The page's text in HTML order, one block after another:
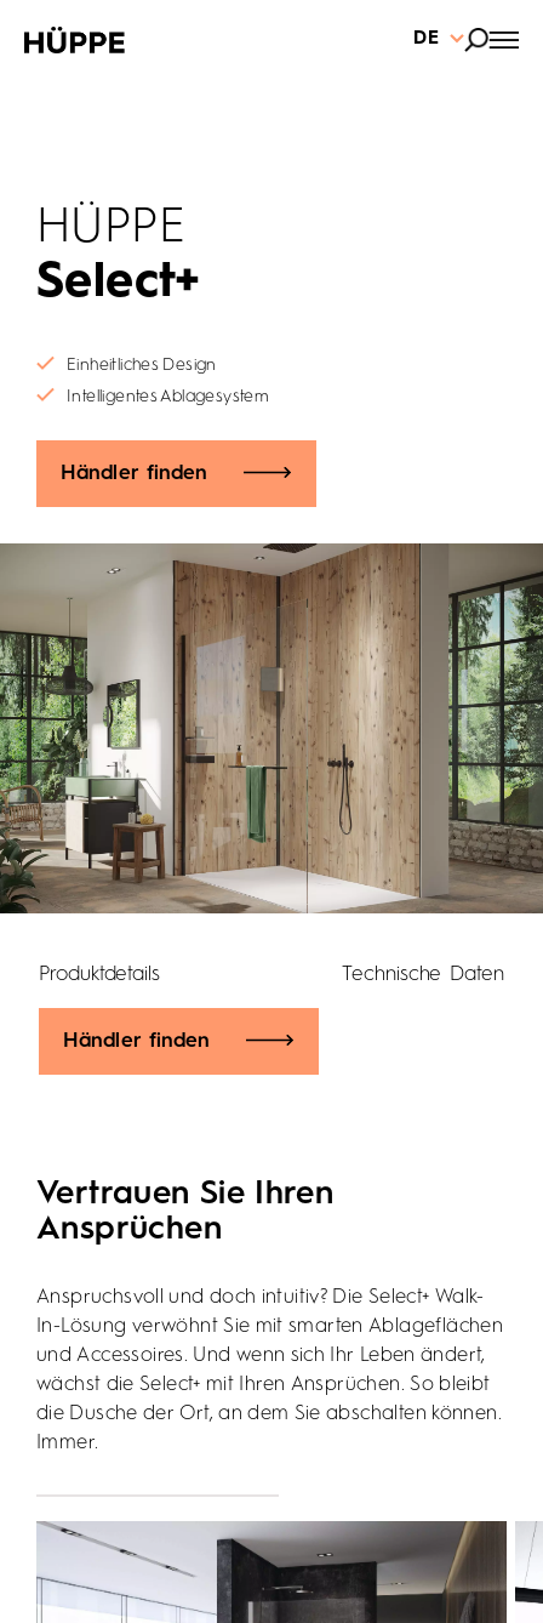
DE
HÜPPE
Select+
Einheitliches Design
Intelligentes Ablagesystem
Händler finden
Produktdetails Technische Daten
Händler finden
Vertrauen Sie Ihren
Ansprüchen
Anspruchsvoll und doch intuitiv? Die Select+ Walk-
In-Lösung verwöhnt Sie mit smarten Ablageflächen
und Accessoires. Und wenn sich Ihr Leben ändert,
wächst die Select+ mit Ihren Ansprüchen. So bleibt
die Dusche der Ort, an dem Sie abschalten können.
Immer.